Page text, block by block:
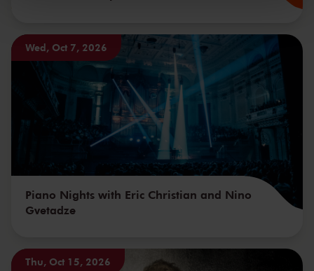
kunnen ontvangen en verwerken.
Wed, Oct 7, 2026
Piano Nights with Eric Christian and Nino
Gvetadze
Thu, Oct 15, 2026